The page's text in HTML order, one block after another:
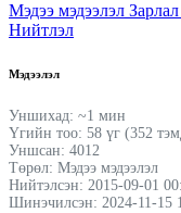
Мэдээ мэдээлэл Зарлал
Нийтлэл
Мэдээлэл
Уншихад: ~1 мин
Үгийн тоо: 58 үг (352
Уншсан: 4012
Төрөл: Мэдээ мэдээлэл
Нийтэлсэн: 2015-09-01
Шинэчилсэн: 2024-11-15